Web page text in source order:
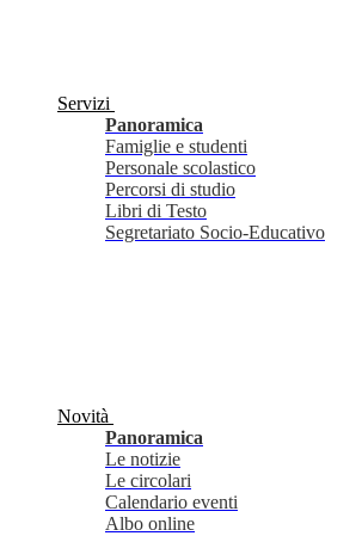
Servizi
Panoramica
Famiglie e studenti
Personale scolastico
Percorsi di studio
Libri di Testo
Segretariato Socio-Educativo
Novità
Panoramica
Le notizie
Le circolari
Calendario eventi
Albo online